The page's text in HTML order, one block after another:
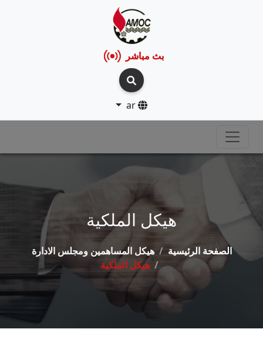
بث مباشر
ar
هيكل الملكية
الصفحة الرئيسية
هيكل المساهمين ومجلس الادارة
هيكل الملكية